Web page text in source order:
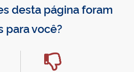
desta página foram
para você?